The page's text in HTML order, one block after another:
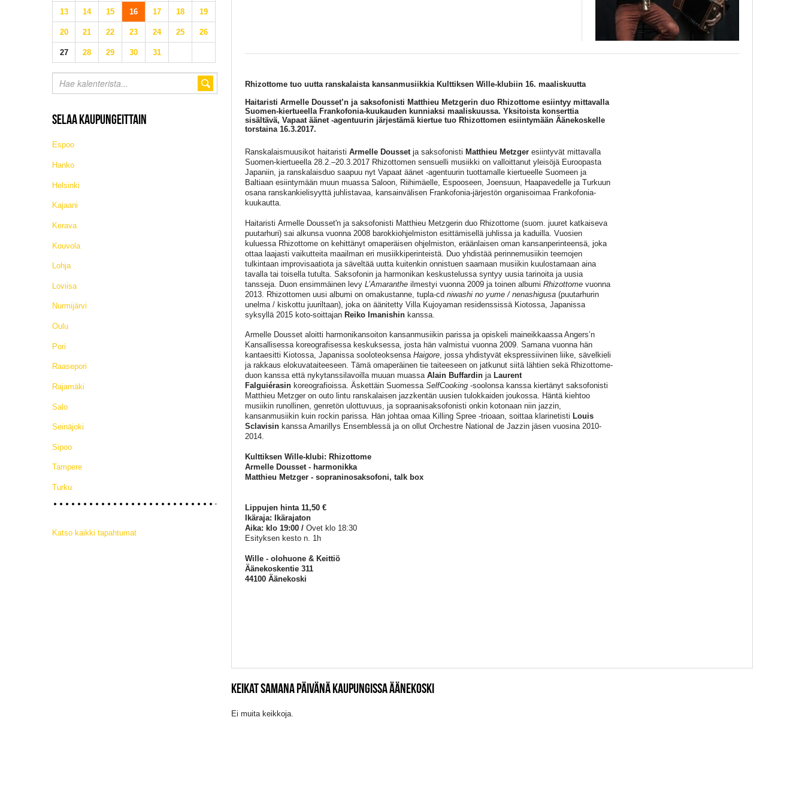
Rhizottome tuo uutta ranskalaista kansanmusiikkia Kulttiksen Wille-klubiin 16. maaliskuutta
Haitaristi Armelle Dousset’n ja saksofonisti Matthieu Metzgerin duo Rhizottome esiintyy mittavalla
Suomen-kiertueella Frankofonia-kuukauden kunniaksi maaliskuussa. Yksitoista konserttia
sisältävä, Vapaat äänet -agentuurin järjestämä kiertue tuo Rhizottomen esiintymään Äänekoskelle
torstaina 16.3.2017.
Ranskalaismuusikot haitaristi Armelle Doussetja saksofonisti Matthieu Metzgeresiintyvät mittavalla
Suomen-kiertueella 28.2.–20.3.2017 Rhizottomen sensuelli musiikki on valloittanut yleisöjä Euroopasta
Japaniin, ja ranskalaisduo saapuu nyt Vapaat äänet -agentuurin tuottamalle kiertueelle Suomeen ja
Baltiaan esiintymään muun muassa Saloon, Riihimäelle, Espooseen, Joensuun, Haapavedelle ja Turkuun
osana ranskankielisyyttä juhlistavaa, kansainvälisen Frankofonia-järjestön organisoimaa Frankofonia-
kuukautta.
Haitaristi Armelle Dousset'n ja saksofonisti Matthieu Metzgerin duo Rhizottome (suom. juuret katkaiseva
puutarhuri) sai alkunsa vuonna 2008 barokkiohjelmiston esittämisellä juhlissa ja kaduilla. Vuosien
kuluessa Rhizottome on kehittänyt omaperäisen ohjelmiston, eräänlaisen oman kansanperinteensä, joka
ottaa laajasti vaikutteita maailman eri musiikkiperinteistä. Duo yhdistää perinnemusiikin teemojen
tulkintaan improvisaatiota ja säveltää uutta kuitenkin onnistuen saamaan musiikin kuulostamaan aina
tavalla tai toisella tutulta. Saksofonin ja harmonikan keskustelussa syntyy uusia tarinoita ja uusia
tansseja. Duon ensimmäinen levy L’Amaranthe ilmestyi vuonna 2009 ja toinen albumi Rhizottomevuonna
2013. Rhizottomen uusi albumi on omakustanne, tupla-cd niwashi no yume / nenashigusa (puutarhurin
unelma / kiskottu juuriltaan), joka on äänitetty Villa Kujoyaman residenssissä Kiotossa, Japanissa
syksyllä 2015 koto-soittajan Reiko Imanishin kanssa.
Armelle Dousset aloitti harmonikansoiton kansanmusiikin parissa ja opiskeli maineikkaassa Angers’n
Kansallisessa koreografisessa keskuksessa, josta hän valmistui vuonna 2009. Samana vuonna hän
kantaesitti Kiotossa, Japanissa sooloteoksensa Haigore, jossa yhdistyvät ekspressiivinen liike, sävelkieli
ja rakkaus elokuvataiteeseen. Tämä omaperäinen tie taiteeseen on jatkunut siitä lähtien sekä Rhizottome-
duon kanssa että nykytanssilavoilla muuan muassa Alain Buffardinja Laurent
Falguiérasinkoreografioissa. Äskettäin Suomessa SelfCooking-soolonsa kanssa kiertänyt saksofonisti
Matthieu Metzger on outo lintu ranskalaisen jazzkentän uusien tulokkaiden joukossa. Häntä kiehtoo
musiikin runollinen, genretön ulottuvuus, ja sopraanisaksofonisti onkin kotonaan niin jazzin,
kansanmusiikin kuin rockin parissa. Hän johtaa omaa Killing Spree -trioaan, soittaa klarinetisti Louis
Sclavisinkanssa Amarillys Ensemblessä ja on ollut Orchestre National de Jazzin jäsen vuosina 2010-
2014.
Kulttiksen Wille-klubi: Rhizottome
Armelle Dousset - harmonikka
Matthieu Metzger - sopraninosaksofoni, talk box
Lippujen hinta 11,50 €
Ikäraja: Ikärajaton
Aika: klo 19:00 / Ovet klo 18:30
Esityksen kesto n. 1h
Wille - olohuone & Keittiö
Äänekoskentie 311
44100 Äänekoski
KEIKAT SAMANA PÄIVÄNÄ KAUPUNGISSA ÄÄNEKOSKI
Ei muita keikkoja.
13 14 15 16 17 18 19
20 21 22 23 24 25 26
27 28 29 30 31
SELAA KAUPUNGEITTAIN
Espoo
Hanko
Helsinki
Kajaani
Kerava
Kouvola
Lohja
Loviisa
Nurmijärvi
Oulu
Pori
Raasepori
Rajamäki
Salo
Seinäjoki
Sipoo
Tampere
Turku
Katso kaikki tapahtumat